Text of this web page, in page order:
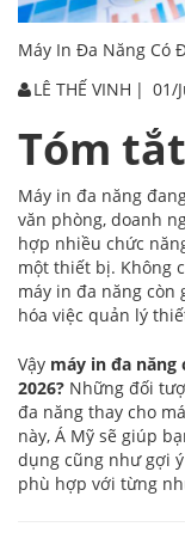
LÊ THẾ VINH | 01/
Tóm
Máy in đa năng
văn phòng, doanh
hợp nhiều chức
một thiết bị. Không
máy in đa năng
hóa việc quản lý
Vậy máy in đa
2026? Những đối
đa năng thay cho
này, Á Mỹ sẽ giúp
dụng cũng như gợi
phù hợp với từng